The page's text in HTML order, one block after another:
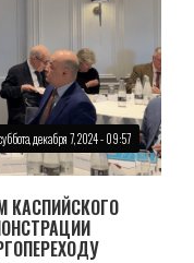
декабря 7, 2024 - 09:57
КАСПИЙСКОГО